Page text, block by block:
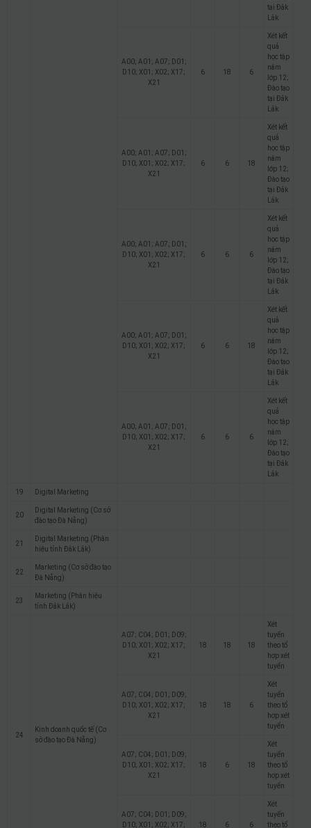
tại Đắk
Lắk
A00; A01; A07; D01;
D10; X01; X02; X17;
X21
6 18 6
Xét kết
quả
học tập
năm
lớp 12;
Đào tạo
tại Đắk
Lắk
A00; A01; A07; D01;
D10; X01; X02; X17;
X21
6 6 18
Xét kết
quả
học tập
năm
lớp 12;
Đào tạo
tại Đắk
Lắk
A00; A01; A07; D01;
D10; X01; X02; X17;
X21
6 6 6
Xét kết
quả
học tập
năm
lớp 12;
Đào tạo
tại Đắk
Lắk
A00; A01; A07; D01;
D10; X01; X02; X17;
X21
6 6 18
Xét kết
quả
học tập
năm
lớp 12;
Đào tạo
tại Đắk
Lắk
A00; A01; A07; D01;
D10; X01; X02; X17;
X21
6 6 6
Xét kết
quả
học tập
năm
lớp 12;
Đào tạo
tại Đắk
Lắk
19 Digital Marketing
20
Digital Marketing (Cơ sở
đào tạo Đà Nẵng)
21
Digital Marketing (Phân
hiệu tỉnh Đắk Lắk)
22
Marketing (Cơ sở đào tạo
Đà Nẵng)
23
Marketing (Phân hiệu
tỉnh Đắk Lắk)
24
Kinh doanh quốc tế (Cơ
sở đào tạo Đà Nẵng)
A07; C04; D01; D09;
D10; X01; X02; X17;
X21
18 18 18
Xét
tuyển
theo tổ
hợp xét
tuyển
A07; C04; D01; D09;
D10; X01; X02; X17;
X21
18 18 6
Xét
tuyển
theo tổ
hợp xét
tuyển
A07; C04; D01; D09;
D10; X01; X02; X17;
X21
18 6 18
Xét
tuyển
theo tổ
hợp xét
tuyển
A07; C04; D01; D09;
D10; X01; X02; X17;
18 6 6
Xét
tuyển
theo tổ